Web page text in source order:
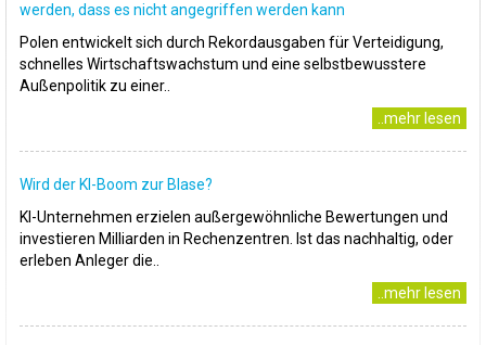
werden, dass es nicht angegriffen werden kann
Polen entwickelt sich durch Rekordausgaben für Verteidigung,
schnelles Wirtschaftswachstum und eine selbstbewusstere
Außenpolitik zu einer..
..mehr lesen
Wird der KI-Boom zur Blase?
KI-Unternehmen erzielen außergewöhnliche Bewertungen und
investieren Milliarden in Rechenzentren. Ist das nachhaltig, oder
erleben Anleger die..
..mehr lesen